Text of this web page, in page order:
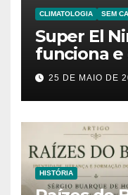
CLIMATOLOGIA SEM
Super El
funciona e
os
climático
no mundo
25 DE MAIO DE
HISTÓRIA